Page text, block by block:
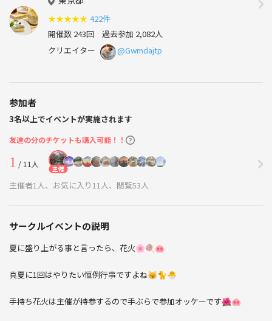
★★★★★ 422件
開催数 243回 過去参加 2,082人
クリエイター
@Gwmdajtp
参加者
3名以上でイベントが実施されます
友達の分のチケットも購入可能！！
1 / 11人 主催
主催者1人、お気に入り11人、閲覧53人
サークルイベントの説明
夏に盛り上がる事と言ったら、花火🌸🍭🐽
真夏に1回はやりたい恒例行事ですよね😽🐈🐣
手持ち花火は主催が持参するので手ぶらで参加オッケーです🌺🐽